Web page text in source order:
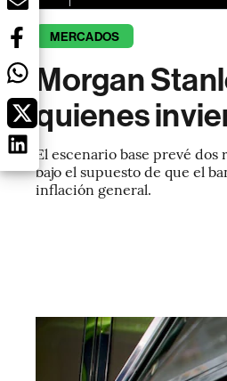
MERCADOS
Morgan
quienes
El escenario base prevé
bajo el supuesto de que el
inflación general.